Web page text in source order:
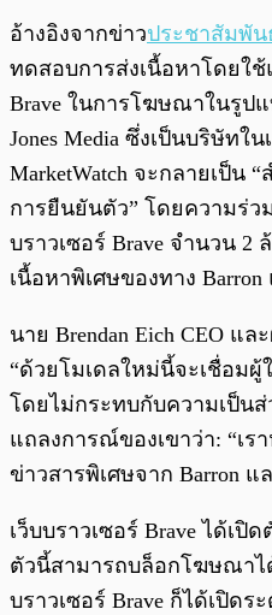
อ้างอิงจากข่าวประชาสัมพัน
ทดสอบการส่งเนื้อหาโดยใ
Brave ในการโฆษณาในรูป
Jones Media ซึ่งเป็นบริษัทใ
MarketWatch จะกลายเป็
การยืนยันตัว” โดยความร่ว
บราวเซอร์ Brave จำนวน 2
เนื้อหาพิเศษของทาง Barron
นาย Brendan Eich CEO แ
“ด้วยโมเดลใหม่นี้จะเชื่อม
โดยไม่กระทบกับความเป็นส่
แถลงการณ์ของเขาว่า: “เร
ข่าวสารพิเศษจาก Barron แล
เว็บบราวเซอร์ Brave ได้เปิ
ตัวนี้สามารถบล็อกโฆษณาไ
บราวเซอร์ Brave ก็ได้เปิด